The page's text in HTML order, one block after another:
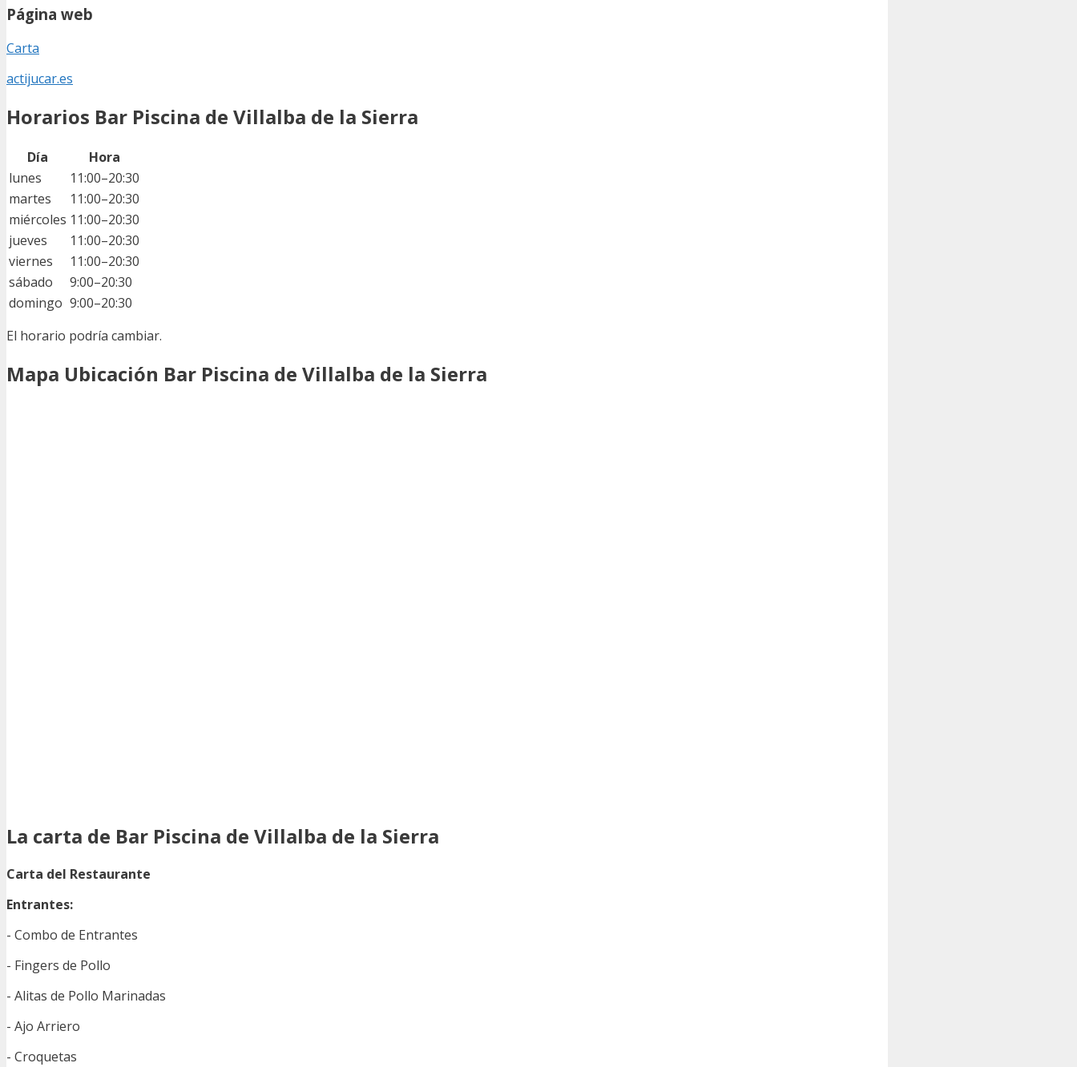
Página web
Carta
actijucar.es
Horarios Bar Piscina de Villalba de la Sierra
Día
Hora
lunes
11:00–20:30
martes
11:00–20:30
miércoles 11:00–20:30
jueves
11:00–20:30
viernes
11:00–20:30
sábado
9:00–20:30
domingo 9:00–20:30
El horario podría cambiar.
Mapa Ubicación Bar Piscina de Villalba de la Sierra
La carta de Bar Piscina de Villalba de la Sierra
Carta del Restaurante
Entrantes:
- Combo de Entrantes
- Fingers de Pollo
- Alitas de Pollo Marinadas
- Ajo Arriero
- Croquetas